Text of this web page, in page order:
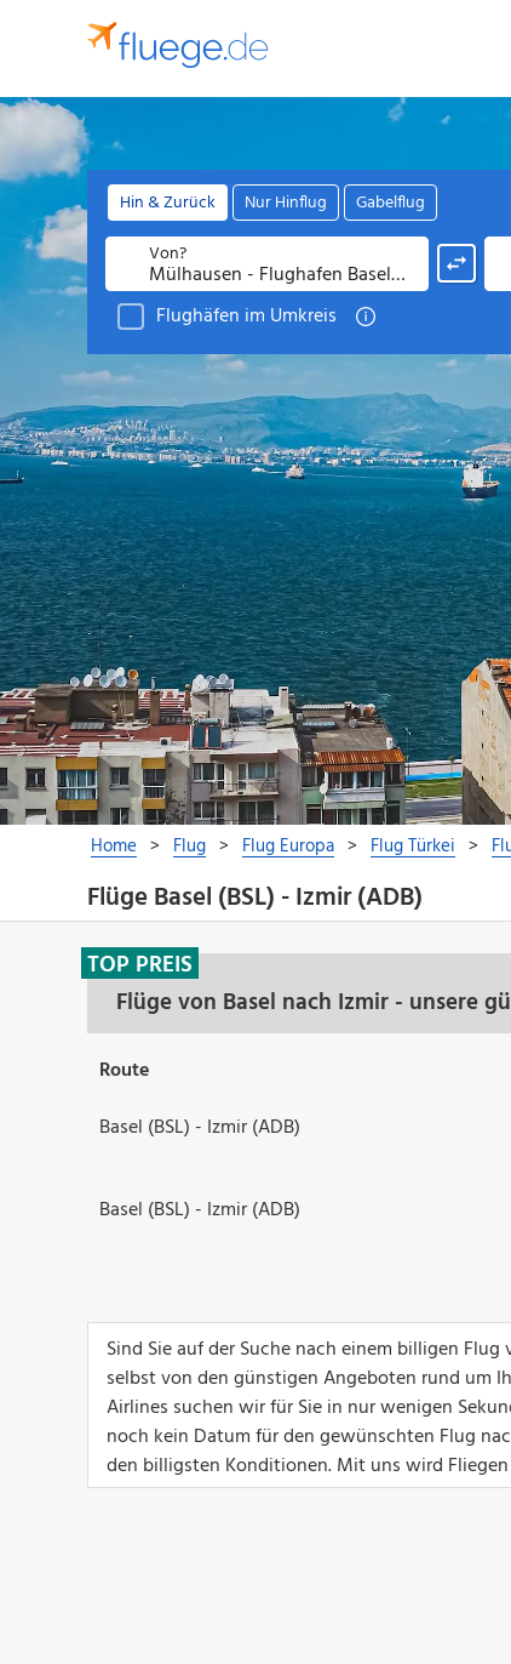
Flüge Basel (BSL) - Izmir (ADB)
Flüge von Basel nach Izmir - unsere
TOP PREIS
Route
Basel (BSL) - Izmir (ADB)
Basel (BSL) - Izmir (ADB)
Sind Sie auf der Suche nach einem billigen
selbst von den günstigen Angeboten rund um
Airlines suchen wir für Sie in nur wenigen
noch kein Datum für den gewünschten Flug
den billigsten Konditionen. Mit uns wird Fliegen